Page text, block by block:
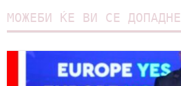
МОЖЕБИ ЌЕ ВИ СЕ ДОПАДНЕ